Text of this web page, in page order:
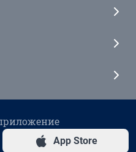
App Store